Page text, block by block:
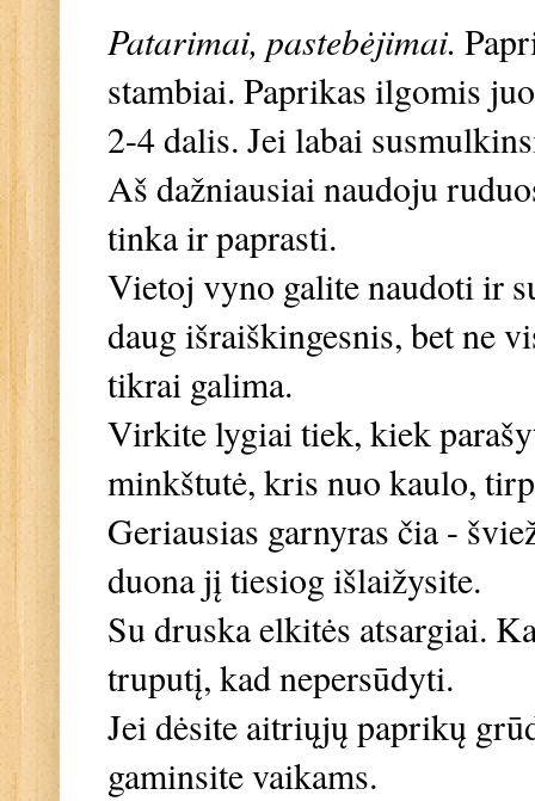
Patarimai, pastebėjimai.
stambiai. Paprikas ilgomis
2-4 dalis. Jei labai
Aš dažniausiai naudoju
tinka ir paprasti.
Vietoj vyno galite naudoti ir
daug išraiškingesnis, bet ne
tikrai galima.
Virkite lygiai tiek, kiek
minkštutė, kris nuo kaulo,
Geriausias garnyras čia -
duona jį tiesiog išlaižysite.
Su druska elkitės atsargiai.
truputį, kad nepersūdyti.
Jei dėsite aitriųjų paprikų
gaminsite vaikams.